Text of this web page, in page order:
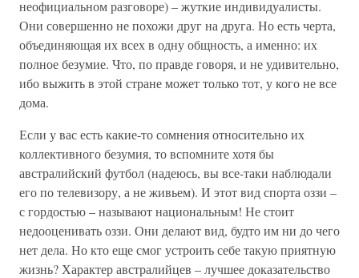
неофициальном разговоре) – жуткие индивидуалисты.
Они совершенно не похожи друг на друга. Но есть черта,
объединяющая их всех в одну общность, а именно: их
полное безумие. Что, по правде говоря, и не удивительно,
ибо выжить в этой стране может только тот, у кого не все
дома.
Если у вас есть какие-то сомнения относительно их
коллективного безумия, то вспомните хотя бы
австралийский футбол (надеюсь, вы все-таки наблюдали
его по телевизору, а не живьем). И этот вид спорта оззи –
с гордостью – называют национальным! Не стоит
недооценивать оззи. Они делают вид, будто им ни до чего
нет дела. Но кто еще смог устроить себе такую приятную
жизнь? Характер австралийцев – лучшее доказательство